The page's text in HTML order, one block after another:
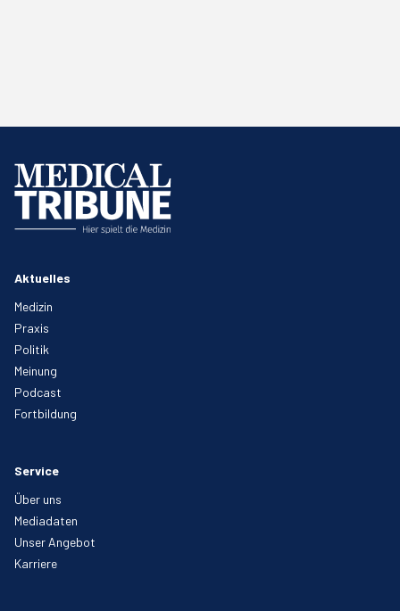
Aktuelles
Medizin
Praxis
Politik
Meinung
Podcast
Fortbildung
Service
Über uns
Mediadaten
Unser Angebot
Karriere